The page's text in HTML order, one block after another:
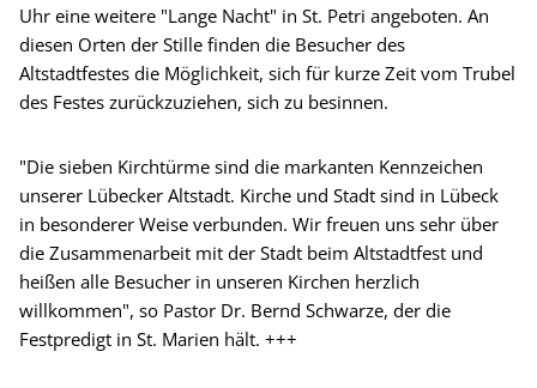
Uhr eine weitere "Lange Nacht" in St. Petri angeboten. An
diesen Orten der Stille finden die Besucher des
Altstadtfestes die Möglichkeit, sich für kurze Zeit vom Trubel
des Festes zurückzuziehen, sich zu besinnen.
"Die sieben Kirchtürme sind die markanten Kennzeichen
unserer Lübecker Altstadt. Kirche und Stadt sind in Lübeck
in besonderer Weise verbunden. Wir freuen uns sehr über
die Zusammenarbeit mit der Stadt beim Altstadtfest und
heißen alle Besucher in unseren Kirchen herzlich
willkommen", so Pastor Dr. Bernd Schwarze, der die
Festpredigt in St. Marien hält. +++